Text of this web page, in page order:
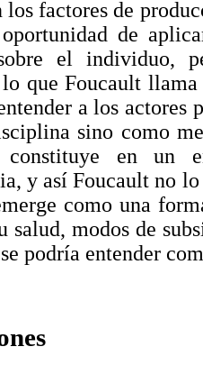
los factores de
de
el individuo,
lo que Foucault
a los actores
sino como
constituye en un
y así Foucault no
como una
salud, modos de
podría entender